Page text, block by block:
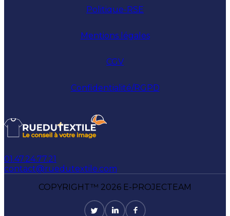
Politique-RSE
Mentions légales
CGV
Confidentialité/RGPD
01.47.24.77.21
contact@ruedutextile.com
COPYRIGHT™ 2026 E-PROJECTEAM